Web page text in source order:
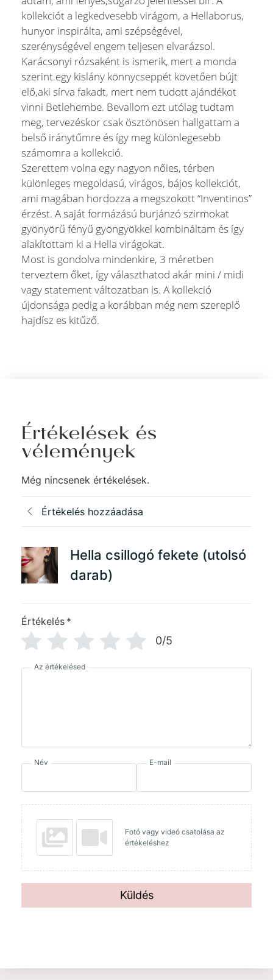
kollekciót a legkedvesebb virágom, a Hellaborus,
hunyor inspirálta, ami szépségével,
szerénységével engem teljesen elvarázsol.
Karácsonyi rózsaként is ismerik, mert a monda
szerint egy kislány könnycseppét követően bújt
elő,aki sírva fakadt, mert nem tudott ajándékot
vinni Betlehembe. Bevallom ezt utólag tudtam
meg, tervezéskor csak ösztönösen hallgattam a
belső iránytűmre és így meg különlegesebb
számomra a kollekció.
Szerettem volna egy nagyon nőies, térben
különleges megoldasú, virágos, bájos kollekciót,
ami magában hordozza a megszokott “Inventinos”
érzést. A saját formázású burjánzó szirmokat
gyönyörű fényű gyöngyökkel kombináltam és így
alakítottam ki a Hella virágokat.
Most is gondolva mindenkire, 3 méretben
terveztem őket, így választhatod akár mini / midi
vagy statement változatban is. A kollekció
újdonsága pedig a korábban még nem szereplő
hajdísz es kitűző.
Értékelések és
vélemények
Még nincsenek értékelések.
Értékelés hozzáadása
Hella csillogó fekete (utolsó
darab)
Értékelés *
0/5
Az értékelésed
Név E-mail
Fotó vagy videó csatolása az
értékeléshez
Küldés